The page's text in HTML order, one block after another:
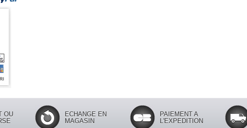
OU
ECHANGE EN
MAGASIN
PAIEMENT A
L'EXPEDITION